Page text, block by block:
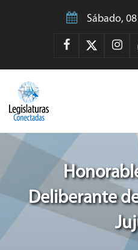
Sábado,
Deliberante